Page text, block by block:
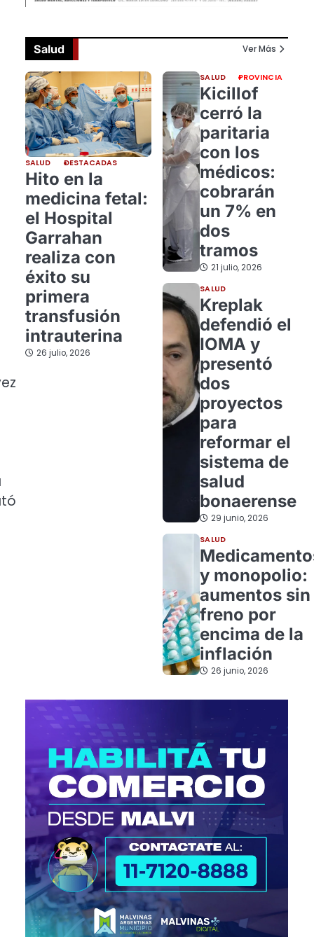
Salud Ver Más
SALUD DESTACADAS
Hito en la
medicina fetal:
el Hospital
Garrahan
realiza con
éxito su
primera
transfusión
intrauterina
26 julio, 2026
SALUD PROVINCIA
Kicillof
cerró la
paritaria
con los
médicos:
cobrarán
un 7% en
dos
tramos
21 julio, 2026
SALUD
Kreplak
defendió el
IOMA y
presentó
dos
proyectos
para
reformar el
sistema de
salud
bonaerense
29 junio, 2026
SALUD
y monopolio:
aumentos sin
freno por
encima de la
inflación
26 junio, 2026